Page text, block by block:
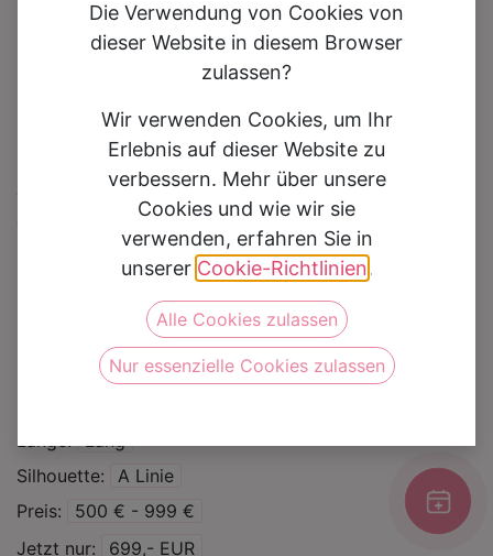
Brautkleid 70431
Auf die Wunschliste
Sale %
Lisa Donetti
Länge
Lang
Silhouette
A Linie
Preis
500 € - 999 €
Jetzt nur
699,- EUR
Die Verwendung von Cookies von
dieser Website in diesem Browser
zulassen?
Wir verwenden Cookies, um Ihr
Erlebnis auf dieser Website zu
verbessern. Mehr über unsere
Cookies und wie wir sie
verwenden, erfahren Sie in
unserer Cookie-Richtlinien.
Alle Cookies zulassen
Nur essenzielle Cookies zulassen